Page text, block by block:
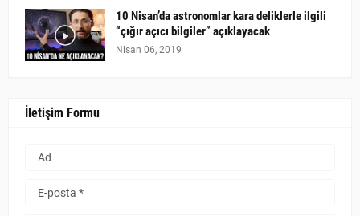
10 Nisan’da astronomlar kara deliklerle ilgili
“çığır açıcı bilgiler” açıklayacak
Nisan 06, 2019
İletişim Formu